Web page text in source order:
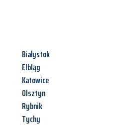
Białystok
Elbląg
Katowice
Olsztyn
Rybnik
Tychy